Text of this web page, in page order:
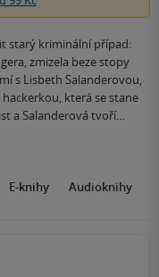
starý kriminální případ:
zmizela beze stopy
s Lisbeth Salanderovou,
která se stane
a Salanderová tvoří…
E-knihy Audioknihy